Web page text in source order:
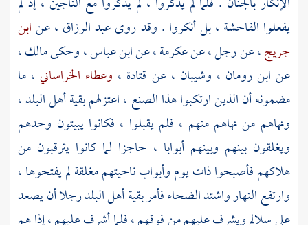
يفعلوا الفاحشة ، بل أنكروا . وقد روىعبد الرزاق ، عنابن
جريج، عن رجل ، عنعكرمة، عنابن عباس ،وحكىمالك،
عن ابن رومان ، وشيبان ، عن قتادة ، وعطاء الخراساني ، ما
مضمونه أن الذين ارتكبوا هذا الصنع ، اعتزلهم بقية أهل البلد ،
ونهاهم من نهاهم منهم ، فلم يقبلوا ، فكانوا يبيتون وحدهم
ويغلقون بينهم وبينهم أبوابا ، حاجزا لما كانوا يترقبون من
هلاكهم فأصبحوا ذات يوم وأبواب ناحيتهم مغلقة لم يفتحوها ،
وارتفع النهار واشتد الضحاء فأمر بقية أهل البلد رجلا أن يصعد